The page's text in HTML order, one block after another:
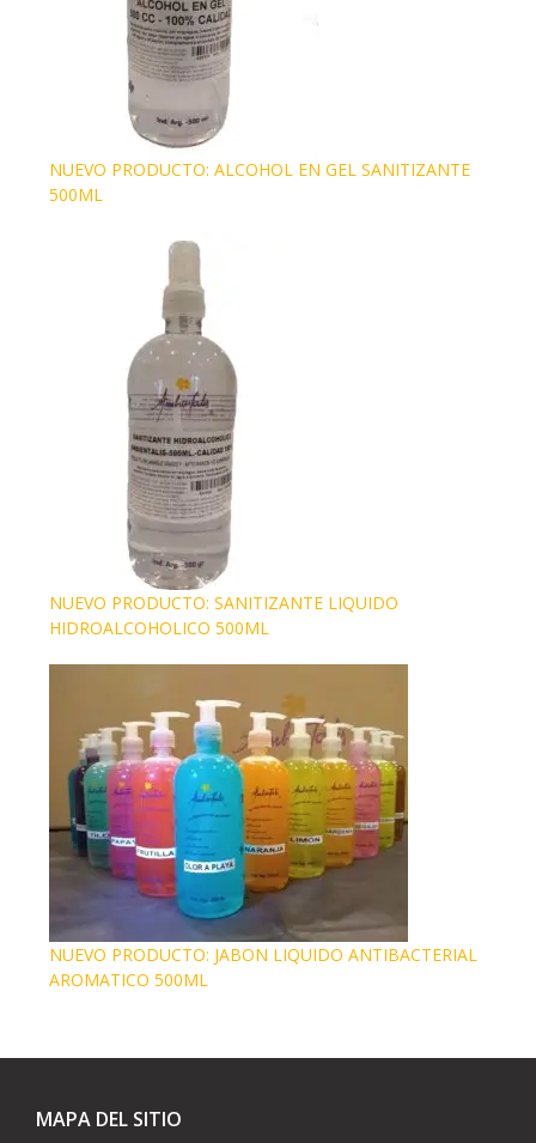
NUEVO PRODUCTO: ALCOHOL EN GEL SANITIZANTE
500ML
NUEVO PRODUCTO: SANITIZANTE LIQUIDO
HIDROALCOHOLICO 500ML
NUEVO PRODUCTO: JABON LIQUIDO ANTIBACTERIAL
AROMATICO 500ML
MAPA DEL SITIO